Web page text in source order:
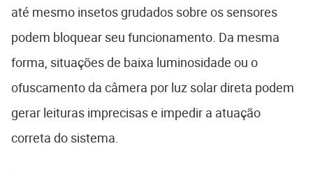
até mesmo insetos grudados sobre os sensores
podem bloquear seu funcionamento. Da mesma
forma, situações de baixa luminosidade ou o
ofuscamento da câmera por luz solar direta podem
gerar leituras imprecisas e impedir a atuação
correta do sistema.